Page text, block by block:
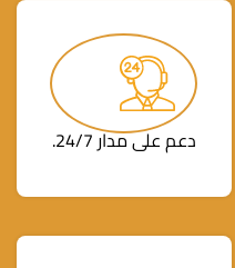
دعم على مدار 24/7.